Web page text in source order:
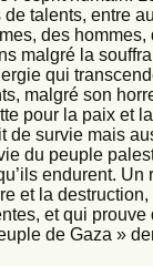
talents, entre
des hommes,
malgré la
qui
malgré son
pour la paix et
de survie mais
du peuple
endurent. Un
et la
et qui prouve
de Gaza »